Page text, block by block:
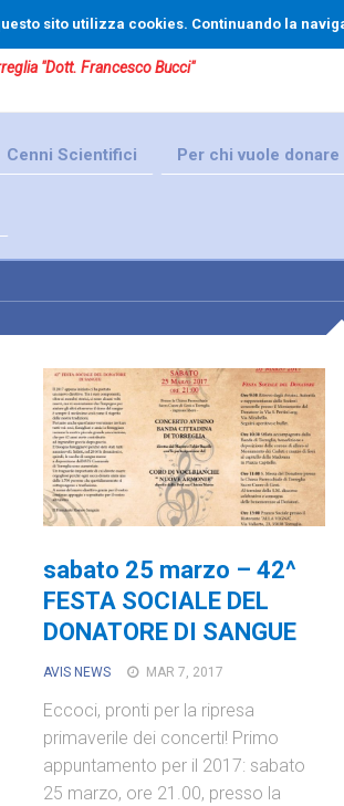
"Dott. Francesco Bucci"
Cenni Scientifici Per chi vuole donare
sabato 25 marzo – 42^
FESTA SOCIALE DEL
DONATORE DI SANGUE
AVIS NEWS MAR 7, 2017
Eccoci, pronti per la ripresa
primaverile dei concerti! Primo
appuntamento per il 2017: sabato
25 marzo, ore 21.00, presso la
sito utilizza cookies. Continuando la